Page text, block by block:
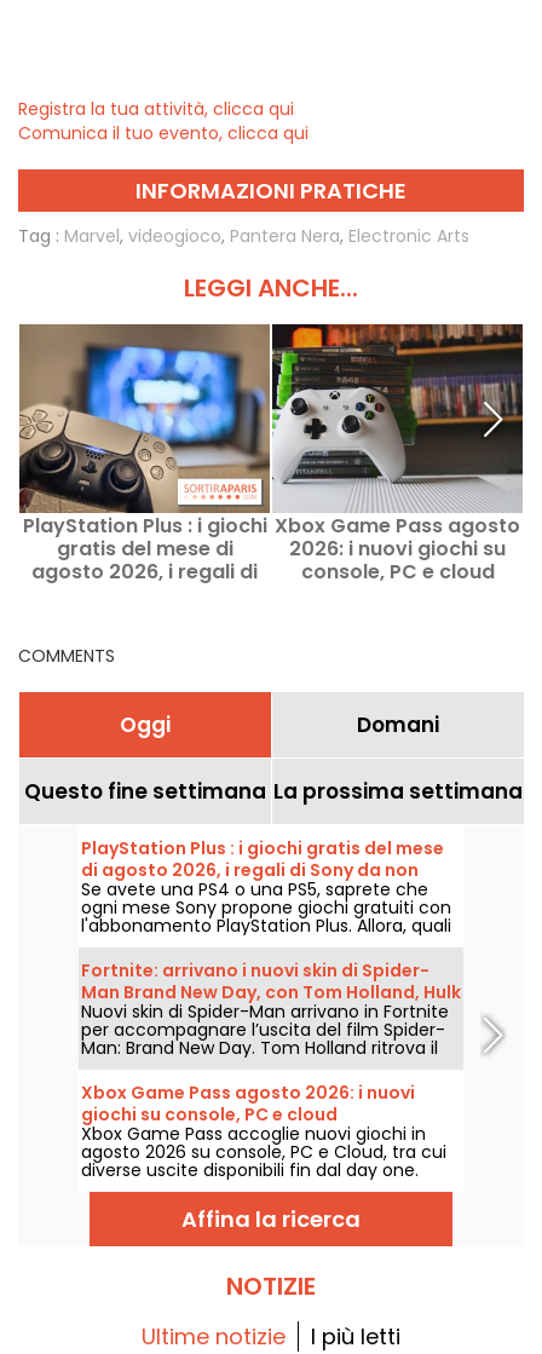
Registra la tua attività, clicca qui
Comunica il tuo evento, clicca qui
INFORMAZIONI PRATICHE
Tag : Marvel, videogioco, Pantera Nera, Electronic Arts
LEGGI ANCHE...
PlayStation Plus : i giochi
gratis del mese di
agosto 2026, i regali di
Xbox Game Pass agosto
2026: i nuovi giochi su
console, PC e cloud
COMMENTS
Oggi Domani
Questo fine settimana La prossima settimana
PlayStation Plus : i giochi gratis del mese
di agosto 2026, i regali di Sony da non
perdere
Se avete una PS4 o una PS5, saprete che
ogni mese Sony propone giochi gratuiti con
l'abbonamento PlayStation Plus. Allora, quali
sono i giochi offerti ad agosto 2026?
Scoprite la selezione di questo mese.
Fortnite: arrivano i nuovi skin di Spider-
Man Brand New Day, con Tom Holland, Hulk
e Il Punitore
Nuovi skin di Spider-Man arrivano in Fortnite
per accompagnare l’uscita del film Spider-
Man: Brand New Day. Tom Holland ritrova il
costume di Peter Parker nel gioco di Epic
Games, accanto a Hulk e al Punitore, a
partire dal 31 luglio 2026.
Xbox Game Pass agosto 2026: i nuovi
giochi su console, PC e cloud
Xbox Game Pass accoglie nuovi giochi in
agosto 2026 su console, PC e Cloud, tra cui
diverse uscite disponibili fin dal day one.
Ecco le principali aggiunte annunciate da
Microsoft per gli abbonati al servizio.
Affina la ricerca
NOTIZIE
Ultime notizie I più letti